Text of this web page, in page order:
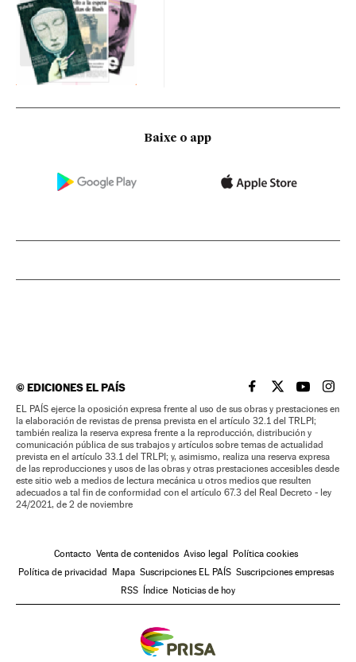
Baixe o app
©EDICIONES EL PAÍS EL PAÍS BRASIL EN
EL PAÍSEL PAÍS
EL
EL PAÍS ejerce la oposición expresa frente al uso de sus obras y prestaciones en
la elaboración de revistas de prensa prevista en el artículo 32.1 del TRLPI;
también realiza la reserva expresa frente a la reproducción, distribución y
comunicación pública de sus trabajos y artículos sobre temas de actualidad
prevista en el artículo 33.1 del TRLPI; y, asimismo, realiza una reserva expresa
de las reproducciones y usos de las obras y otras prestaciones accesibles desde
este sitio web a medios de lectura mecánica u otros medios que resulten
adecuados a tal fin de conformidad con el artículo 67.3 del Real Decreto - ley
24/2021, de 2 de noviembre
Contacto Venta de contenidos Aviso legal
Política cookies
Política de privacidad
Mapa Suscripciones EL PAÍS Suscripciones empresas
RSS
Índice Noticias de hoy